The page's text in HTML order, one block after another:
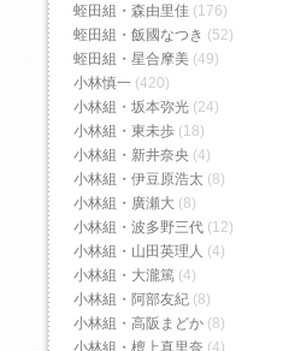
蛭田組・森由里佳 (176)
蛭田組・飯國なつき (52)
蛭田組・星合摩美 (49)
小林慎一 (420)
小林組・坂本弥光 (24)
小林組・東未歩 (18)
小林組・新井奈央 (4)
小林組・伊豆原浩太 (8)
小林組・廣瀬大 (8)
小林組・波多野三代 (12)
小林組・山田英理人 (4)
小林組・大瀧篤 (4)
小林組・阿部友紀 (8)
小林組・高阪まどか (8)
小林組・檀上真里奈 (4)